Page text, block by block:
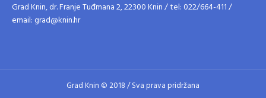
Grad Knin, dr. Franje Tuđmana 2, 22300 Knin / tel: 022/664-411 /
email: grad@knin.hr
Grad Knin © 2018 / Sva prava pridržana